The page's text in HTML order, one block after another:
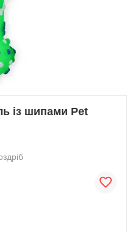
із шипами Pet